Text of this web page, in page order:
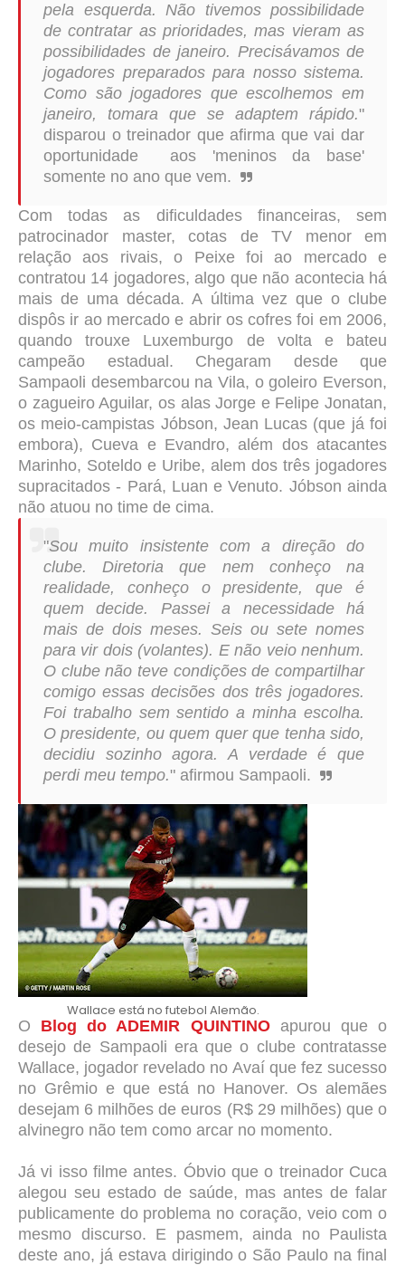
pela esquerda. Não tivemos possibilidade
de contratar as prioridades, mas vieram as
possibilidades de janeiro. Precisávamos de
jogadores preparados para nosso sistema.
Como são jogadores que escolhemos em
janeiro, tomara que se adaptem rápido."
disparou o treinador que afirma que vai dar
oportunidade aos 'meninos da base'
somente no ano que vem.
Com todas as dificuldades financeiras, sem
patrocinador master, cotas de TV menor em
relação aos rivais, o Peixe foi ao mercado e
contratou 14 jogadores, algo que não acontecia há
mais de uma década. A última vez que o clube
dispôs ir ao mercado e abrir os cofres foi em 2006,
quando trouxe Luxemburgo de volta e bateu
campeão estadual. Chegaram desde que
Sampaoli desembarcou na Vila, o goleiro Everson,
o zagueiro Aguilar, os alas Jorge e Felipe Jonatan,
os meio-campistas Jóbson, Jean Lucas (que já foi
embora), Cueva e Evandro, além dos atacantes
Marinho, Soteldo e Uribe, alem dos três jogadores
supracitados - Pará, Luan e Venuto. Jóbson ainda
não atuou no time de cima.
"Sou muito insistente com a direção do
clube. Diretoria que nem conheço na
realidade, conheço o presidente, que é
quem decide. Passei a necessidade há
mais de dois meses. Seis ou sete nomes
para vir dois (volantes). E não veio nenhum.
O clube não teve condições de compartilhar
comigo essas decisões dos três jogadores.
Foi trabalho sem sentido a minha escolha.
O presidente, ou quem quer que tenha sido,
decidiu sozinho agora. A verdade é que
perdi meu tempo." afirmou Sampaoli.
Wallace está no futebol Alemão.
O Blog do ADEMIR QUINTINO apurou que o
desejo de Sampaoli era que o clube contratasse
Wallace, jogador revelado no Avaí que fez sucesso
no Grêmio e que está no Hanover. Os alemães
desejam 6 milhões de euros (R$ 29 milhões) que o
alvinegro não tem como arcar no momento.
Já vi isso filme antes. Óbvio que o treinador Cuca
alegou seu estado de saúde, mas antes de falar
publicamente do problema no coração, veio com o
mesmo discurso. E pasmem, ainda no Paulista
deste ano, já estava dirigindo o São Paulo na final